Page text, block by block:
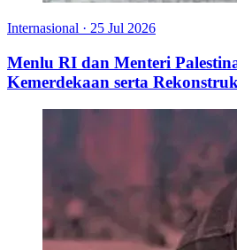
Internasional · 25 Jul 2026
Menlu RI dan Menteri
Kemerdekaan serta